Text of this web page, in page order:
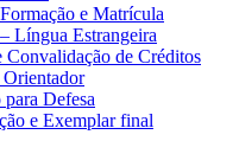
e Matrícula
Língua Estrangeira
Convalidação de Créditos
Defesa
e Exemplar final